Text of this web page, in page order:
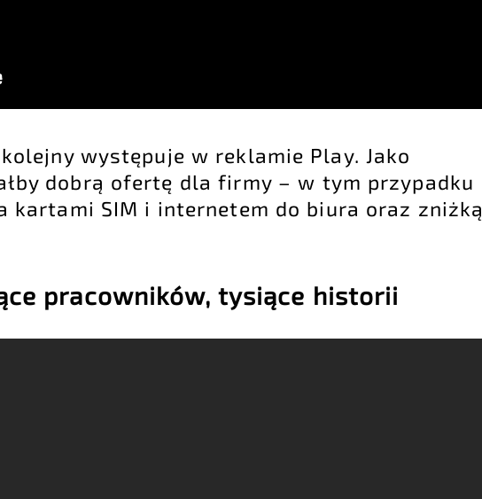
występuje w reklamie Play. Jako
dobrą ofertę dla firmy – w tym przypadku
kartami SIM i internetem do biura oraz zniżką
pracowników, tysiące historii